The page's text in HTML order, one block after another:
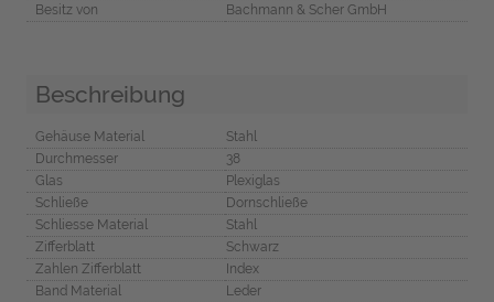
Besitz von
Bachmann & Scher GmbH
Beschreibung
Gehäuse Material
Stahl
Durchmesser
38
Glas
Plexiglas
Schließe
Dornschließe
Schliesse Material
Stahl
Zifferblatt
Schwarz
Zahlen Zifferblatt
Index
Band Material
Leder